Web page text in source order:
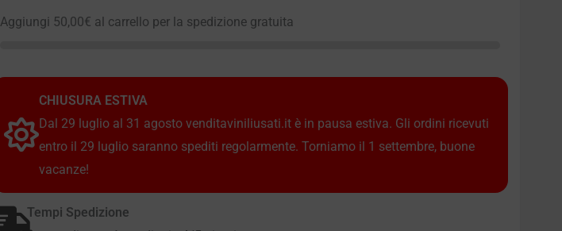
Aggiungi 50,00€ al carrello per la spedizione gratuita
CHIUSURA ESTIVA
Dal 29 luglio al 31 agosto venditaviniliusati.it è in pausa estiva. Gli ordini ricevuti
entro il 29 luglio saranno spediti regolarmente. Torniamo il 1 settembre, buone
vacanze!
Tempi Spedizione